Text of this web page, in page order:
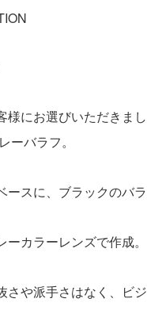
にお選びいただきまし
ーバラフ。
ースに、ブラックのバ
カラーレンズで作成。
さや派手さはなく、ビ